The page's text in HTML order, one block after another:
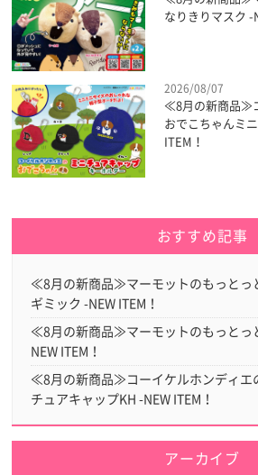
なりきりマスク -
2026/08/07
≪8月の新商品≫
おでこちゃんミ
ITEM！
おすすめ記事
≪8月の新商品≫マーモットのもっとっ
ギミック -NEW ITEM！
≪8月の新商品≫マーモットのもっとっ
NEW ITEM！
≪8月の新商品≫コーイケルホンディエ
チュアキャップKH -NEW ITEM！
アーカイブ